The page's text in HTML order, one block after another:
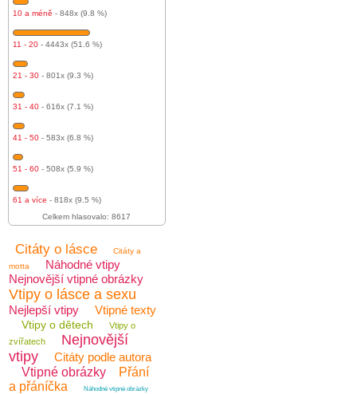
10 a méně - 848x (9.8 %)
11 - 20 - 4443x (51.6 %)
21 - 30 - 801x (9.3 %)
31 - 40 - 616x (7.1 %)
41 - 50 - 583x (6.8 %)
51 - 60 - 508x (5.9 %)
61 a více - 818x (9.5 %)
Celkem hlasovalo: 8617
Citáty o lásce
Citáty a
motta
Náhodné vtipy
Nejnovější vtipné obrázky
Vtipy o lásce a sexu
Nejlepší vtipy Vtipné texty
Vtipy o dětech
Vtipy o
zvířatech
Nejnovější
vtipy
Citáty podle autora
Vtipné obrázky
Přání
a přáníčka
Náhodné vtipné obrázky